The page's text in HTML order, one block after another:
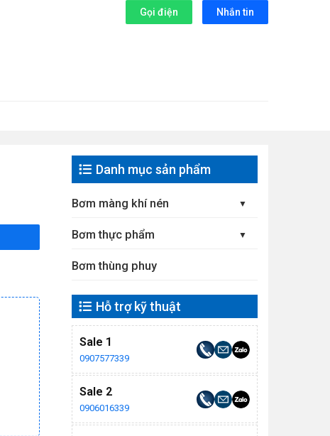
Gọi điện Nhắn tin
Danh mục sản phẩm
Bơm màng khí nén
Bơm thực phẩm
Bơm thùng phuy
Hỗ trợ kỹ thuật
Sale 1
0907577339
Sale 2
0906016339